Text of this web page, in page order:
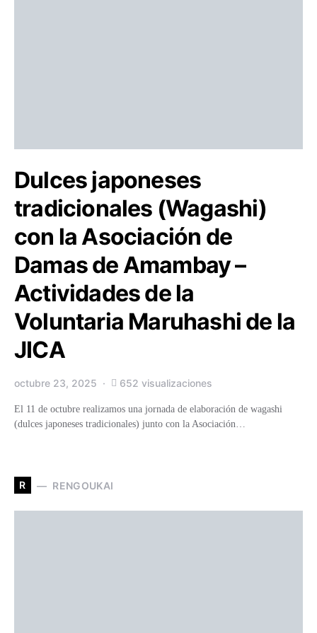
Dulces japoneses
tradicionales (Wagashi)
con la Asociación de
Damas de Amambay –
Actividades de la
Voluntaria Maruhashi de la
JICA
octubre 23, 2025 652 visualizaciones
El 11 de octubre realizamos una jornada de elaboración de wagashi
(dulces japoneses tradicionales) junto con la Asociación…
R RENGOUKAI